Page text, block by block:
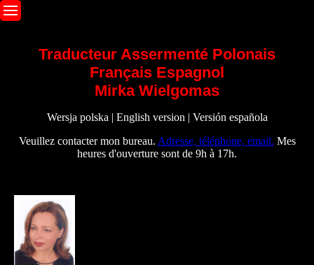
Traducteur Assermenté Polonais
Français Espagnol
Mirka Wielgomas
Wersja polska | English version | Versión española
Veuillez contacter mon bureau. Adresse, téléphone, email. Mes
heures d'ouverture sont de 9h à 17h.